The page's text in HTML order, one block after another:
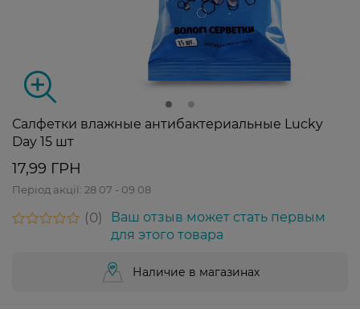
Салфетки влажные антибактериальные Lucky
Day 15 шт
17,99 ГРН
Період акції: 28 07 - 09 08
0
Ваш отзыв может стать первым
для этого товара
Наличие в магазинах